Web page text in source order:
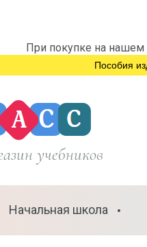
При покупке на нашем
Пособия
учебников
Начальная школа